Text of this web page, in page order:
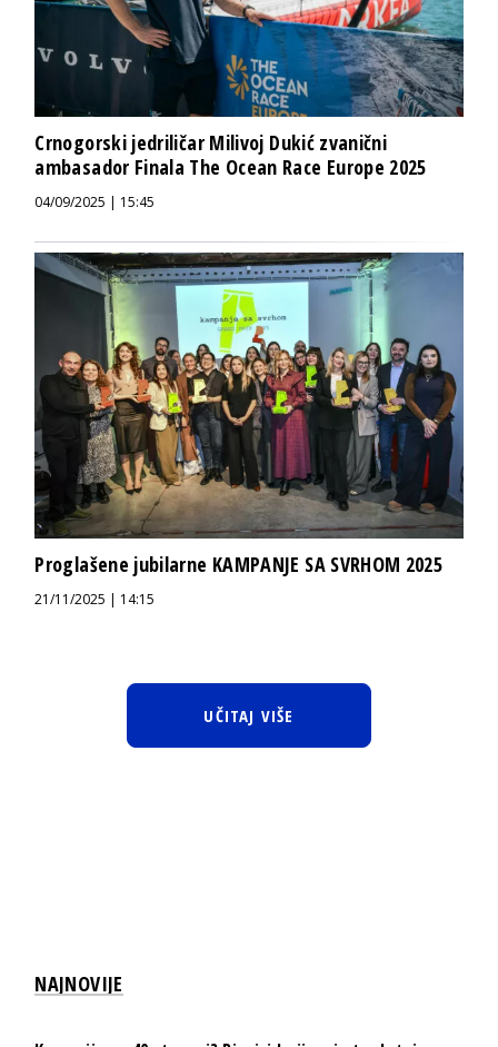
Crnogorski jedriličar Milivoj Dukić zvanični
ambasador Finala The Ocean Race Europe 2025
04/09/2025 | 15:45
Proglašene jubilarne KAMPANJE SA SVRHOM 2025
21/11/2025 | 14:15
UČITAJ VIŠE
NAJNOVIJE